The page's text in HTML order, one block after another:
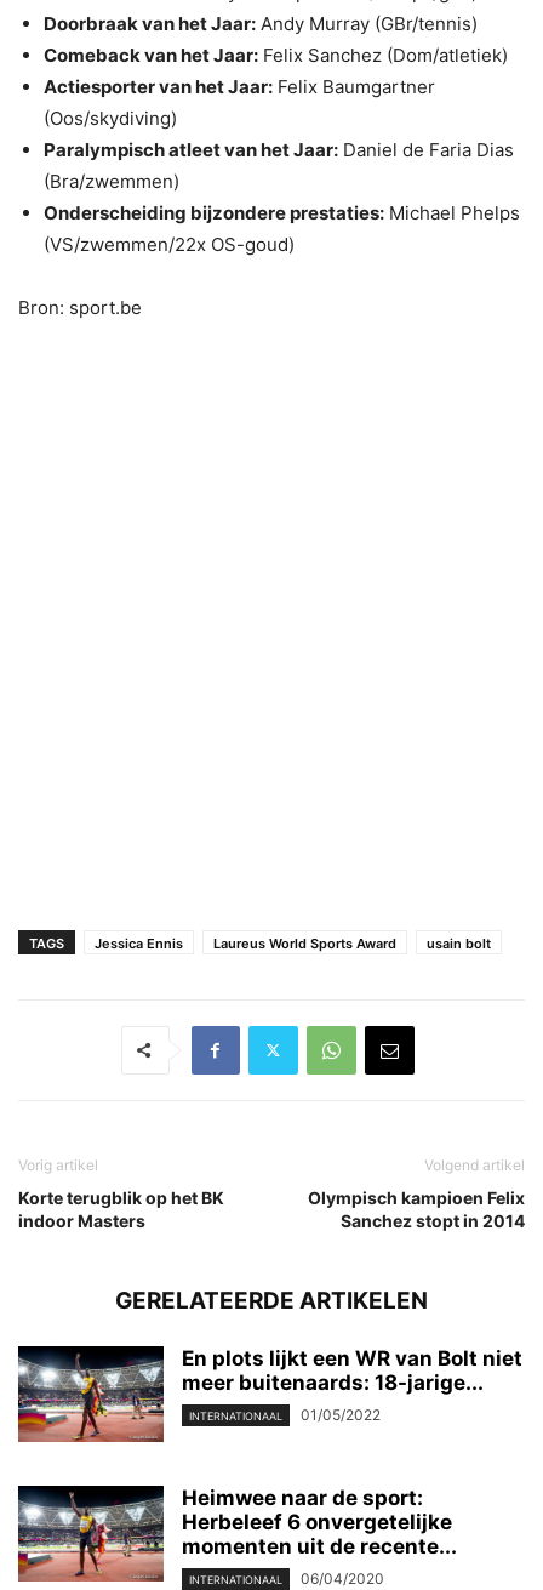
Doorbraak van het Jaar: Andy Murray (GBr/tennis)
Comeback van het Jaar: Felix Sanchez (Dom/atletiek)
Actiesporter van het Jaar: Felix Baumgartner
(Oos/skydiving)
Paralympisch atleet van het Jaar: Daniel de Faria Dias
(Bra/zwemmen)
Onderscheiding bijzondere prestaties: Michael Phelps
(VS/zwemmen/22x OS-goud)
Bron: sport.be
TAGS Jessica Ennis Laureus World Sports Award usain bolt
Vorig artikel
Korte terugblik op het BK
indoor Masters
Volgend artikel
Olympisch kampioen Felix
Sanchez stopt in 2014
GERELATEERDE ARTIKELEN
En plots lijkt een WR van Bolt niet
meer buitenaards: 18-jarige...
INTERNATIONAAL 01/05/2022
Heimwee naar de sport:
Herbeleef 6 onvergetelijke
momenten uit de recente...
INTERNATIONAAL 06/04/2020